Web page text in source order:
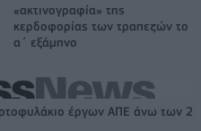
«ακτινογραφία» της
κερδοφορίας των τραπεζών το
α΄ εξάμηνο
έργων ΑΠΕ άνω των 2